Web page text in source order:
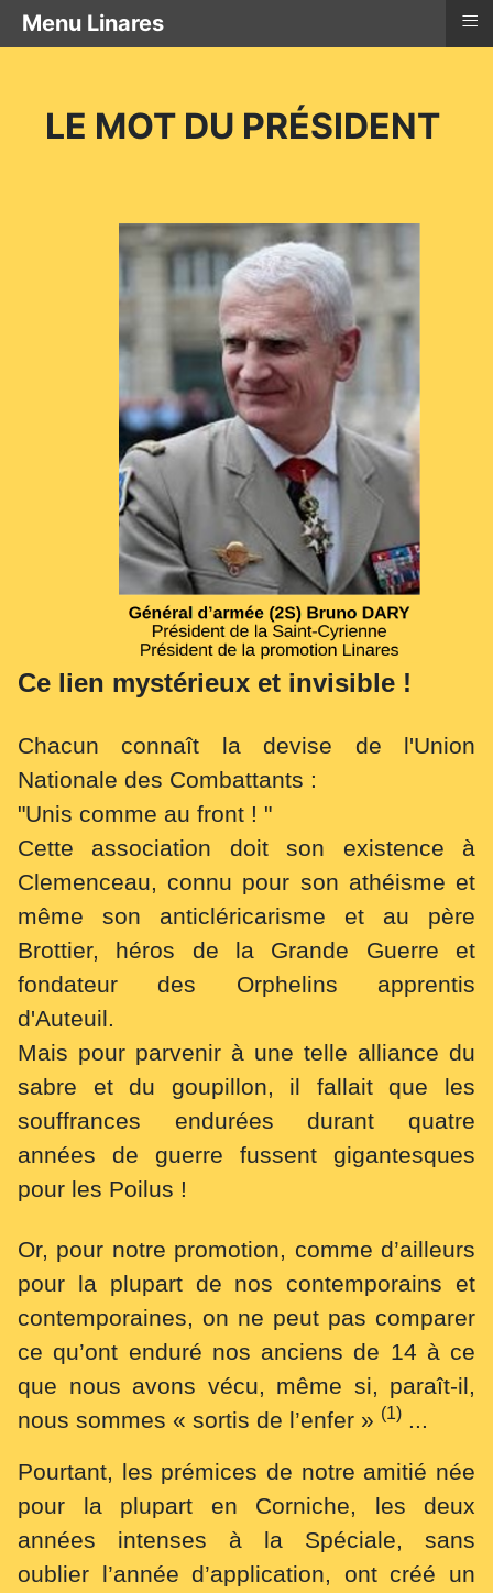
Menu Linares ≡
LE MOT DU PRÉSIDENT
Ce lien mystérieux et invisible !
Chacun connaît la devise de l'Union
Nationale des Combattants :
"Unis comme au front ! "
Cette association doit son existence à
Clemenceau, connu pour son athéisme et
même son anticléricarisme et au père
Brottier, héros de la Grande Guerre et
fondateur des Orphelins apprentis
d'Auteuil.
Mais pour parvenir à une telle alliance du
sabre et du goupillon, il fallait que les
souffrances endurées durant quatre
années de guerre fussent gigantesques
pour les Poilus !
Or, pour notre promotion, comme d’ailleurs
pour la plupart de nos contemporains et
contemporaines, on ne peut pas comparer
ce qu’ont enduré nos anciens de 14 à ce
que nous avons vécu, même si, paraît-il,
nous sommes « sortis de l’enfer » (1) ...
Pourtant, les prémices de notre amitié née
pour la plupart en Corniche, les deux
années intenses à la Spéciale, sans
oublier l’année d’application, ont créé un